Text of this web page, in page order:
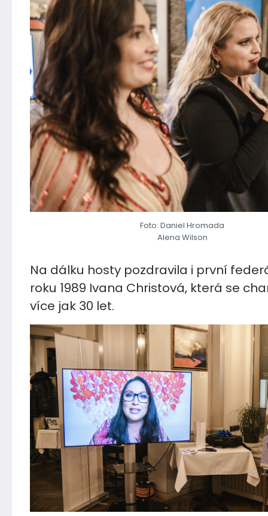
Foto: Daniel Hromada
Alena Wilson
Na dálku hosty pozdravila i první
roku 1989 Ivana Christová, která se
více jak 30 let.